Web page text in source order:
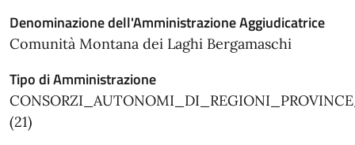
Denominazione dell'Amministrazione Aggiudicatrice
Comunità Montana dei Laghi Bergamaschi
Tipo di Amministrazione
(21)